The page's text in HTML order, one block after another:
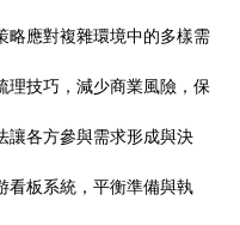
略應對複雜環境中的多樣需
理技巧，減少商業風險，保
讓各方參與需求形成與決
看板系統，平衡準備與執